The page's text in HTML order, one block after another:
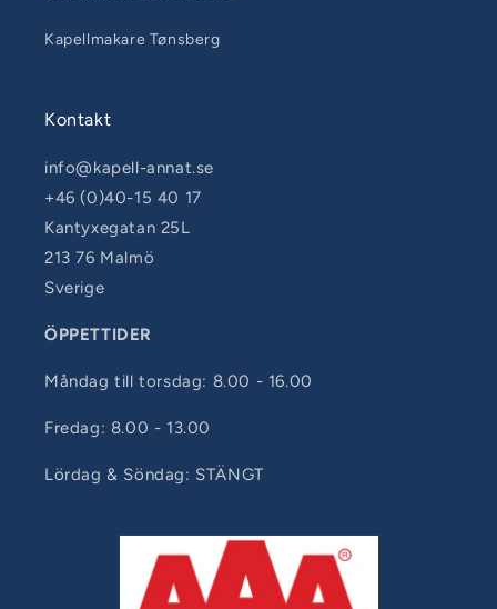
Kapellmakare Tønsberg
Kontakt
info@kapell-annat.se
+46 (0)40-15 40 17
Kantyxegatan 25L
213 76 Malmö
Sverige
ÖPPETTIDER
Måndag till torsdag: 8.00 - 16.00
Fredag: 8.00 - 13.00
Lördag & Söndag: STÄNGT